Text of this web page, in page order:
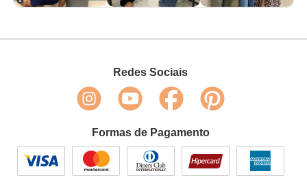
Redes Sociais
Formas de Pagamento